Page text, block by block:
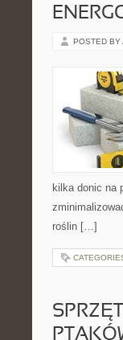
POSTED BY
kilka donic na
roślin […]